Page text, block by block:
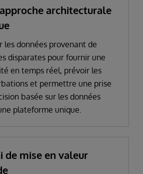
architecturale
les données provenant de
disparates pour fournir une
en temps réel, prévoir les
et permettre une prise
basée sur les données
plateforme unique.
de mise en valeur